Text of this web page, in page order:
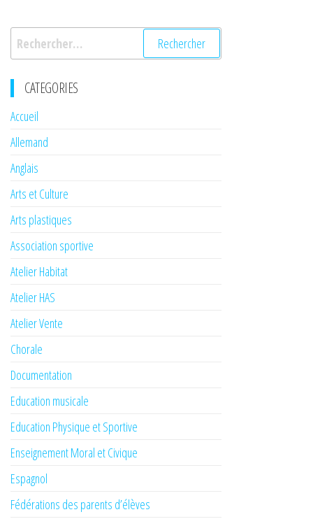
Rechercher :
CATEGORIES
Accueil
Allemand
Anglais
Arts et Culture
Arts plastiques
Association sportive
Atelier Habitat
Atelier HAS
Atelier Vente
Chorale
Documentation
Education musicale
Education Physique et Sportive
Enseignement Moral et Civique
Espagnol
Fédérations des parents d’élèves